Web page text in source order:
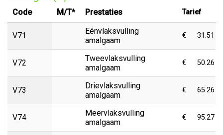
Code M/T* Prestaties Tarief
V71
Eénvlaksvulling
amalgaam
€ 31.51
V72
Tweevlaksvulling
amalgaam
€ 50.26
V73
Drievlaksvulling
amalgaam
€ 65.26
V74
Meervlaksvulling
amalgaam
€ 95.27